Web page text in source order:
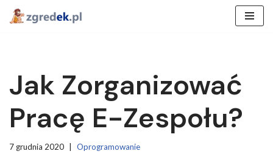
Jak Zorganizować
Pracę E-Zespołu?
7 grudnia 2020 Oprogramowanie